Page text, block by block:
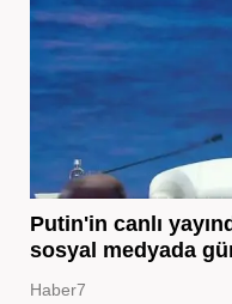
Putin'in canlı
sosyal medyada
Haber7